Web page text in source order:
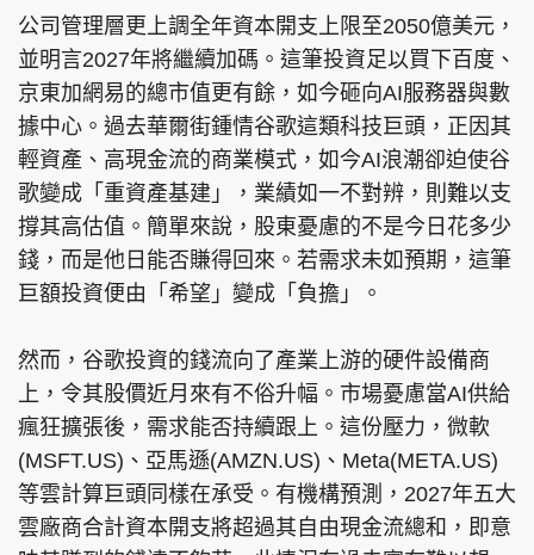
公司管理層更上調全年資本開支上限至2050億美元，
並明言2027年將繼續加碼。這筆投資足以買下百度、
京東加網易的總市值更有餘，如今砸向AI服務器與數
據中心。過去華爾街鍾情谷歌這類科技巨頭，正因其
輕資產、高現金流的商業模式，如今AI浪潮卻迫使谷
歌變成「重資產基建」，業績如一不對辨，則難以支
撐其高估值。簡單來說，股東憂慮的不是今日花多少
錢，而是他日能否賺得回來。若需求未如預期，這筆
巨額投資便由「希望」變成「負擔」。
然而，谷歌投資的錢流向了產業上游的硬件設備商
上，令其股價近月來有不俗升幅。市場憂慮當AI供給
瘋狂擴張後，需求能否持續跟上。這份壓力，微軟
(MSFT.US)、亞馬遜(AMZN.US)、Meta(META.US)
等雲計算巨頭同樣在承受。有機構預測，2027年五大
雲廠商合計資本開支將超過其自由現金流總和，即意